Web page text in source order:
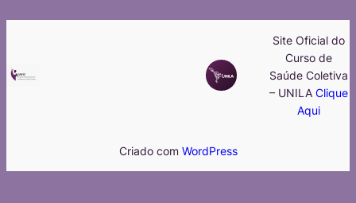
Site Oficial do
Curso de
Saúde Coletiva
– UNILAClique
Aqui
Criado com WordPress